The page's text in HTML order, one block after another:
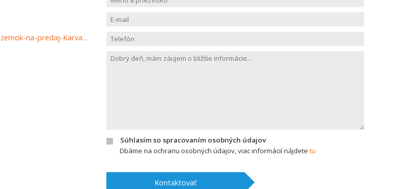
https://www.reality-martin.sk/predaj-pozemky-pozemkov-novostavby/Pozemok-na-predaj-Karvasa-Blahovca-Vrutky-34681/?utm_source=areality&utm_medium=xml&utm_term=34681&utm_content=chalupa&utm_campaign=portaly
Súhlasím so spracovaním osobných údajov
Dbáme na ochranu osobných údajov, viac informácií nájdete tu
Kontaktovať